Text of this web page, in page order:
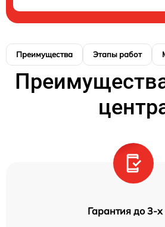
Преимущества Этапы работ
Гарантия до 3-х